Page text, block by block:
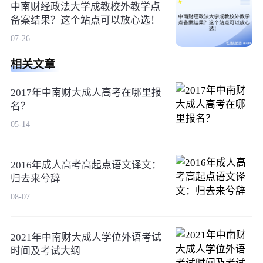
中南财经政法大学成教校外教学点
备案结果？这个站点可以放心选！
07-26
相关文章
2017年中南财大成人高考在哪里报
名？
05-14
2016年成人高考高起点语文译文：
归去来兮辞
08-07
2021年中南财大成人学位外语考试
时间及考试大纲